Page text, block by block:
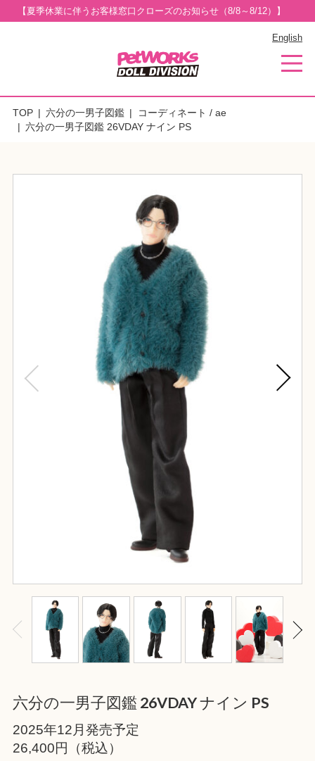
【夏季休業に伴うお客様窓口クローズのお知らせ（8/8～8/12）】
English
TOP 六分の一男子図鑑
コーディネート / ae
六分の一男子図鑑 26VDAY ナイン PS
六分の一男子図鑑 26VDAY ナイン PS
2025年12月発売予定
26,400円（税込）